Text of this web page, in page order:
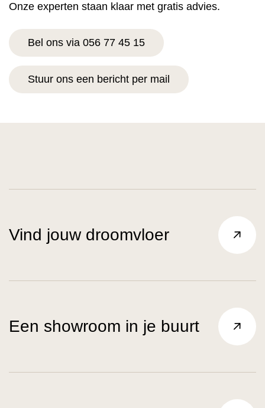
Onze experten staan klaar met gratis advies.
Bel ons via 056 77 45 15
Stuur ons een bericht per mail
Vind jouw droomvloer
Een showroom in je buurt